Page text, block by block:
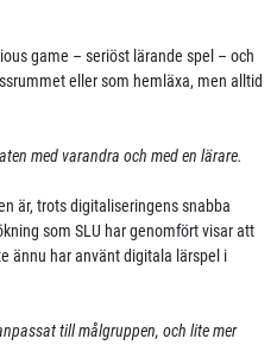
game – seriöst lärande spel – och
eller som hemläxa, men alltid
med varandra och med en lärare.
är, trots digitaliseringens snabba
som SLU har genomfört visar att
ännu har använt digitala lärspel i
till målgruppen, och lite mer